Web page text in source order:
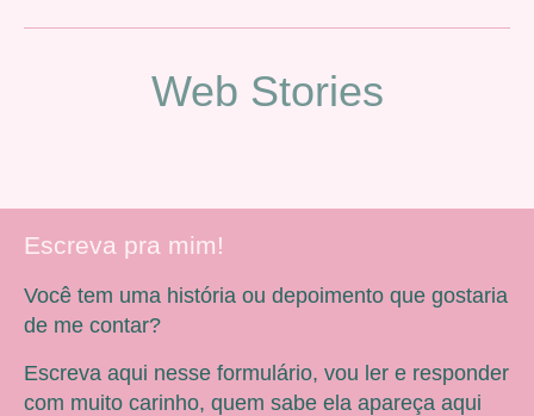
Web Stories
Escreva pra mim!
Você tem uma história ou depoimento que gostaria
de me contar?
Escreva aqui nesse formulário, vou ler e responder
com muito carinho, quem sabe ela apareça aqui